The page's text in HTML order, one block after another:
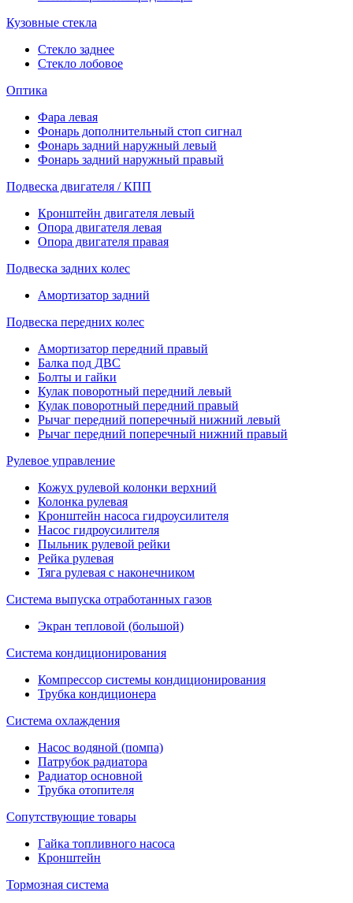
Кузовные стекла
Стекло заднее
Стекло лобовое
Оптика
Фара левая
Фонарь дополнительный стоп сигнал
Фонарь задний наружный левый
Фонарь задний наружный правый
Подвеска двигателя / КПП
Кронштейн двигателя левый
Опора двигателя левая
Опора двигателя правая
Подвеска задних колес
Амортизатор задний
Подвеска передних колес
Амортизатор передний правый
Балка под ДВС
Болты и гайки
Кулак поворотный передний левый
Кулак поворотный передний правый
Рычаг передний поперечный нижний левый
Рычаг передний поперечный нижний правый
Рулевое управление
Кожух рулевой колонки верхний
Колонка рулевая
Кронштейн насоса гидроусилителя
Насос гидроусилителя
Пыльник рулевой рейки
Рейка рулевая
Тяга рулевая с наконечником
Система выпуска отработанных газов
Экран тепловой (большой)
Система кондиционирования
Компрессор системы кондиционирования
Трубка кондиционера
Система охлаждения
Насос водяной (помпа)
Патрубок радиатора
Радиатор основной
Трубка отопителя
Сопутствующие товары
Гайка топливного насоса
Кронштейн
Тормозная система